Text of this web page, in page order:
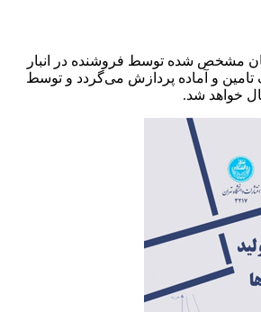
مشخص شده توسط فروشنده در انبار
تامین و آماده پردازش می‌گردد و توسط
خواهد شد.